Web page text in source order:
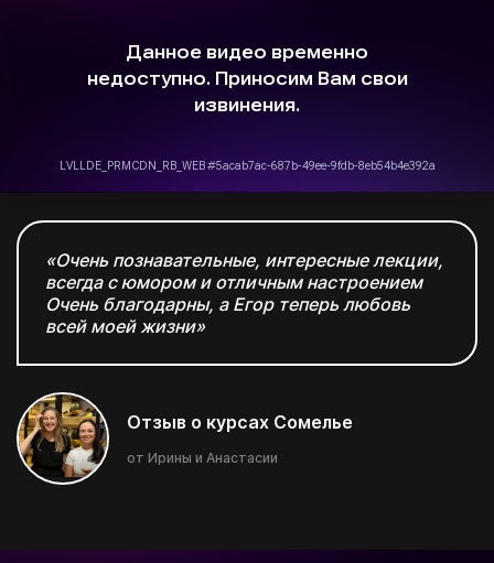
«Очень познавательные, интересные лекции,
всегда с юмором и отличным настроением
Очень благодарны, а Егор теперь любовь
всей моей жизни»
Отзыв о курсах Сомелье
от Ирины и Анастасии